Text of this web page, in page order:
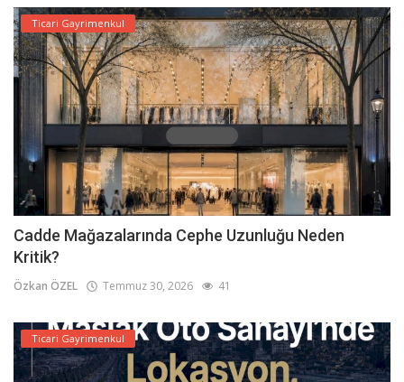
Ticari Gayrimenkul
Cadde Mağazalarında Cephe Uzunluğu Neden
Kritik?
Özkan ÖZEL Temmuz 30, 2026 41
Ticari Gayrimenkul